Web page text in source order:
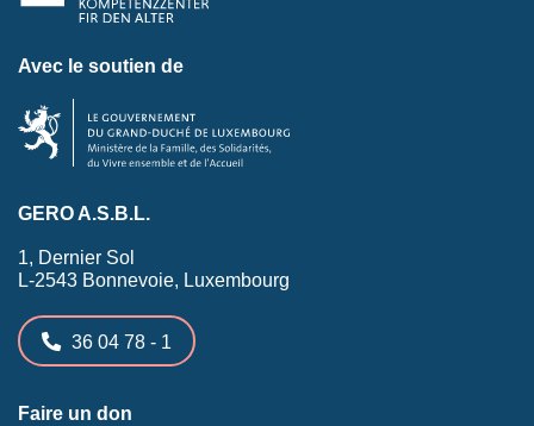
Avec le soutien de
GERO A.S.B.L.
1, Dernier Sol
L-2543 Bonnevoie, Luxembourg
36 04 78 - 1
Faire un don